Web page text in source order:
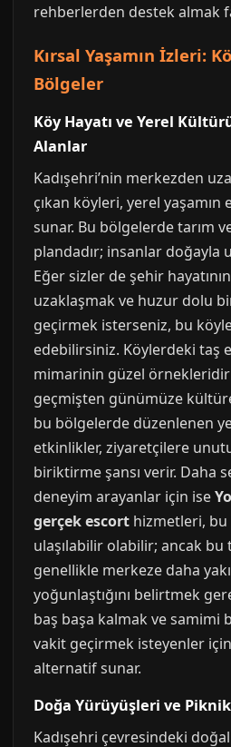
rehberlerden destek almak
Kırsal Yaşamın İzleri:
Bölgeler
Köy Hayatı ve Yerel
Alanlar
Kadışehri’nin merkezden
çıkan köyleri, yerel
sunar. Bu bölgelerde tarım
plandadır; insanlar doğayla
Eğer sizler de şehir
uzaklaşmak ve huzur dolu
geçirmek isterseniz, bu
edebilirsiniz. Köylerdeki taş
mimarinin güzel örnekleridir
geçmişten günümüze
bu bölgelerde düzenlenen
etkinlikler, ziyaretçilere
biriktirme şansı verir. Daha
deneyim arayanlar için ise
gerçek escort hizmetleri, bu
ulaşılabilir olabilir; ancak
genellikle merkeze daha
yoğunlaştığını belirtmek
baş başa kalmak ve samimi
vakit geçirmek isteyenler
alternatif sunar.
Doğa Yürüyüşleri ve
Kadışehri çevresindeki